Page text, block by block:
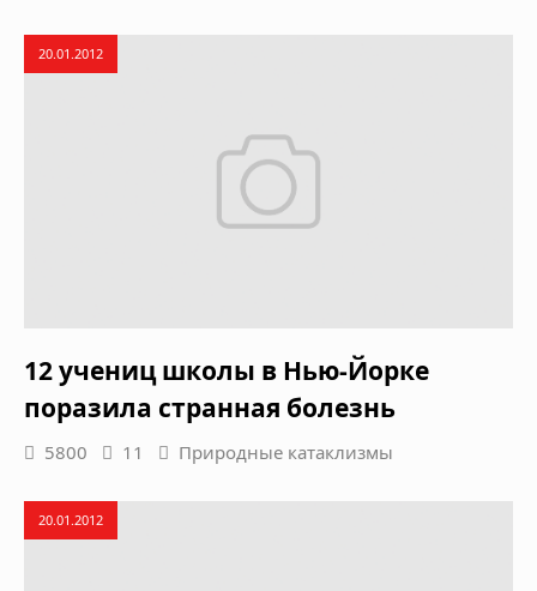
20.01.2012
12 учениц школы в Нью-Йорке
поразила странная болезнь
5800 11 Природные катаклизмы
20.01.2012